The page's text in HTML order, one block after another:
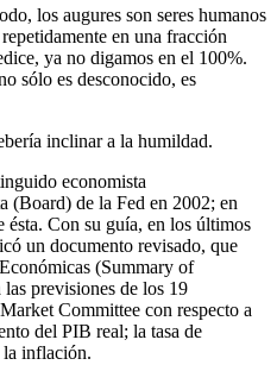
los augures son seres humanos
en una fracción
ya no digamos en el 100%.
sólo es desconocido, es
inclinar a la humildad.
economista
(Board) de la Fed en 2002; en
ésta. Con su guía, en los últimos
un documento revisado, que
(Summary of
previsiones de los 19
Committee con respecto a
del PIB real; la tasa de
la inflación.